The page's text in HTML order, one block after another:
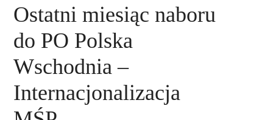
PLAN ROZWOJU EKSPORTU
PROEXIO
KONTAKT
Ostatni miesiąc naboru
do PO Polska
Wschodnia –
Internacjonalizacja